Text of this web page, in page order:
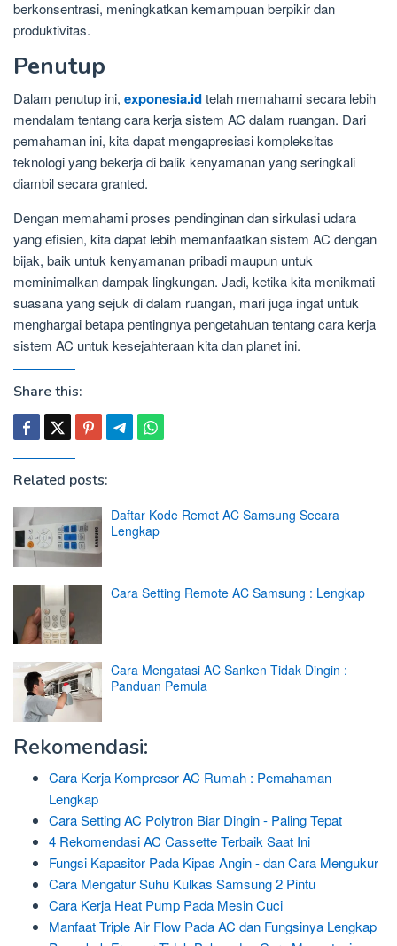
berkonsentrasi, meningkatkan kemampuan berpikir dan
produktivitas.
Penutup
Dalam penutup ini, exponesia.idtelah memahami secara lebih
mendalam tentang cara kerja sistem AC dalam ruangan. Dari
pemahaman ini, kita dapat mengapresiasi kompleksitas
teknologi yang bekerja di balik kenyamanan yang seringkali
diambil secara granted.
Dengan memahami proses pendinginan dan sirkulasi udara
yang efisien, kita dapat lebih memanfaatkan sistem AC dengan
bijak, baik untuk kenyamanan pribadi maupun untuk
meminimalkan dampak lingkungan. Jadi, ketika kita menikmati
suasana yang sejuk di dalam ruangan, mari juga ingat untuk
menghargai betapa pentingnya pengetahuan tentang cara kerja
sistem AC untuk kesejahteraan kita dan planet ini.
Share this:
Related posts:
Daftar Kode Remot AC Samsung Secara
Lengkap
Cara Setting Remote AC Samsung : Lengkap
Cara Mengatasi AC Sanken Tidak Dingin :
Panduan Pemula
Rekomendasi:
Cara Kerja Kompresor AC Rumah : Pemahaman
Lengkap
Cara Setting AC Polytron Biar Dingin - Paling Tepat
4 Rekomendasi AC Cassette Terbaik Saat Ini
Fungsi Kapasitor Pada Kipas Angin - dan Cara Mengukur
Cara Mengatur Suhu Kulkas Samsung 2 Pintu
Cara Kerja Heat Pump Pada Mesin Cuci
Manfaat Triple Air Flow Pada AC dan Fungsinya Lengkap